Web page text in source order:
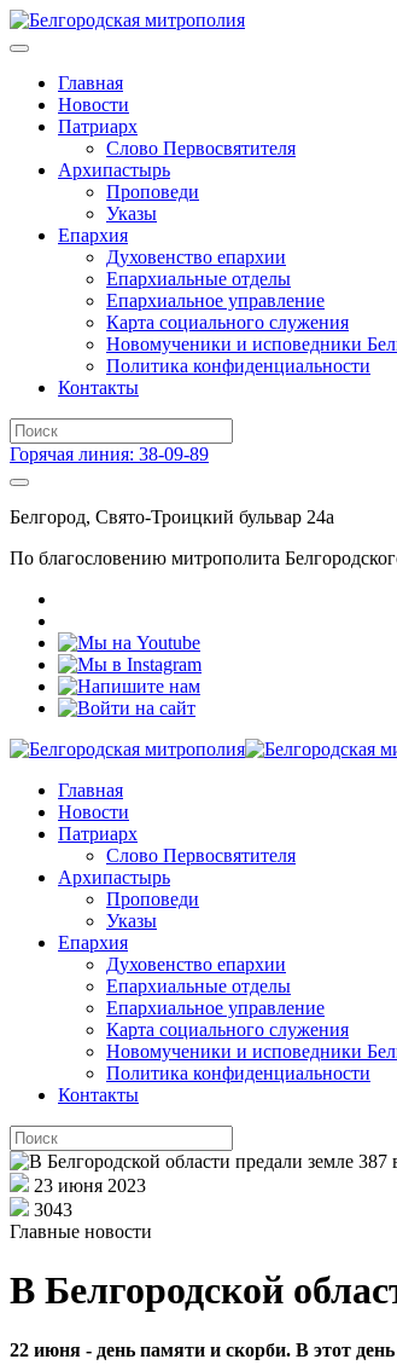
Главная
Новости
Патриарх
Слово Первосвятителя
Архипастырь
Проповеди
Указы
Епархия
Духовенство епархии
Епархиальные отделы
Епархиальное управление
Карта социального служения
Новомученики и исповедники
Политика конфиденциальности
Контакты
Горячая линия: 38-09-89
Белгород, Свято-Троицкий бульвар 24а
По благословению митрополита
Главная
Новости
Патриарх
Слово Первосвятителя
Архипастырь
Проповеди
Указы
Епархия
Духовенство епархии
Епархиальные отделы
Епархиальное управление
Карта социального служения
Новомученики и исповедники
Политика конфиденциальности
Контакты
23 июня 2023
3043
Главные новости
В Белгородской
22 июня - день памяти и скорби. В этот